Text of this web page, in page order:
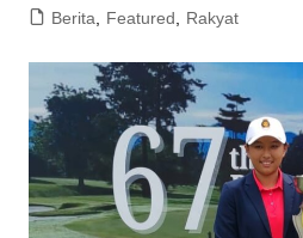
Berita, Featured, Rakyat